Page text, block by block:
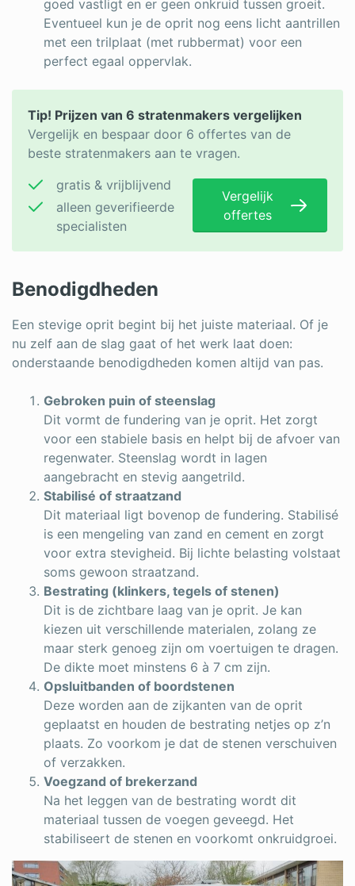
goed vastligt en er geen onkruid tussen groeit.
Eventueel kun je de oprit nog eens licht aantrillen
met een trilplaat (met rubbermat) voor een
perfect egaal oppervlak.
Tip! Prijzen van 6 stratenmakers vergelijken
Vergelijk en bespaar door 6 offertes van de
beste stratenmakers aan te vragen.
gratis & vrijblijvend
alleen geverifieerde
specialisten
Vergelijk
offertes
Benodigdheden
Een stevige oprit begint bij het juiste materiaal. Of je
nu zelf aan de slag gaat of het werk laat doen:
onderstaande benodigdheden komen altijd van pas.
Gebroken puin of steenslag
Dit vormt de fundering van je oprit. Het zorgt
voor een stabiele basis en helpt bij de afvoer van
regenwater. Steenslag wordt in lagen
aangebracht en stevig aangetrild.
Stabilisé of straatzand
Dit materiaal ligt bovenop de fundering. Stabilisé
is een mengeling van zand en cement en zorgt
voor extra stevigheid. Bij lichte belasting volstaat
soms gewoon straatzand.
Bestrating (klinkers, tegels of stenen)
Dit is de zichtbare laag van je oprit. Je kan
kiezen uit verschillende materialen, zolang ze
maar sterk genoeg zijn om voertuigen te dragen.
De dikte moet minstens 6 à 7 cm zijn.
Opsluitbanden of boordstenen
Deze worden aan de zijkanten van de oprit
geplaatst en houden de bestrating netjes op z’n
plaats. Zo voorkom je dat de stenen verschuiven
of verzakken.
Voegzand of brekerzand
Na het leggen van de bestrating wordt dit
materiaal tussen de voegen geveegd. Het
stabiliseert de stenen en voorkomt onkruidgroei.